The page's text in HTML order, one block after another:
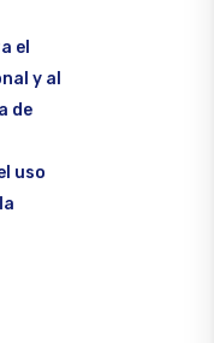
el
y al
de
uso